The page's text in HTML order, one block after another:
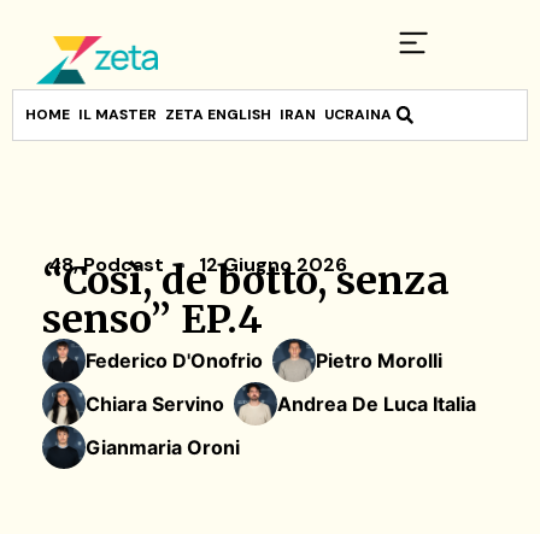
HOME IL MASTER ZETA ENGLISH IRAN UCRAINA
48,Podcast 12 Giugno 2026
“Così, de botto, senza
senso” EP.4
Federico D'Onofrio
Pietro Morolli
Chiara Servino
Andrea De Luca Italia
Gianmaria Oroni